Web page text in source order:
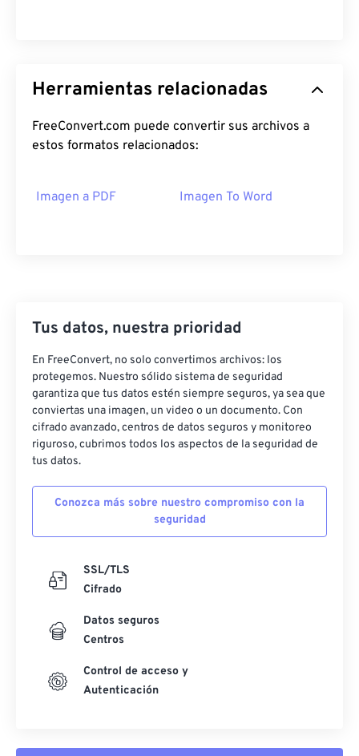
Herramientas relacionadas
FreeConvert.com puede convertir sus archivos a
estos formatos relacionados:
Imagen a PDF Imagen To Word
Tus datos, nuestra prioridad
En FreeConvert, no solo convertimos archivos: los
protegemos. Nuestro sólido sistema de seguridad
garantiza que tus datos estén siempre seguros, ya sea que
conviertas una imagen, un video o un documento. Con
cifrado avanzado, centros de datos seguros y monitoreo
riguroso, cubrimos todos los aspectos de la seguridad de
tus datos.
Conozca más sobre nuestro compromiso con la
seguridad
SSL/TLS
Cifrado
Datos seguros
Centros
Control de acceso y
Autenticación